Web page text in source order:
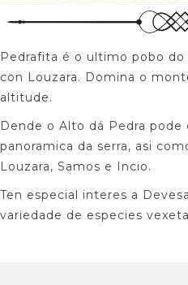
Pedrafita é o ultimo pobo
con Louzara. Domina o
altitude.
Dende o Alto dá Pedra pode
panoramica da serra, asi
Louzara, Samos e Incio.
Ten especial interes a
variedade de especies